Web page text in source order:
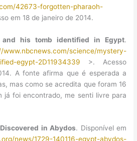
42673-forgotten-pharaoh-
em 18 de janeiro de 2014.
and his tomb identified in Egypt.
www.nbcnews.com/science/mystery-
egypt-2D11934339 >. Acesso
A fonte afirma que é esperada a
mas como se acredita que foram 16
já foi encontrado, me senti livre para
in Abydos. Disponível em
news/1729-140116-egypt-abydos-